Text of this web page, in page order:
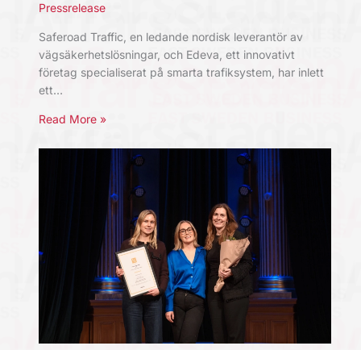
Pressrelease
Saferoad Traffic, en ledande nordisk leverantör av
vägsäkerhetslösningar, och Edeva, ett innovativt
företag specialiserat på smarta trafiksystem, har inlett
ett…
Read More »